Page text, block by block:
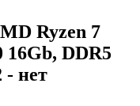
Ryzen 7
16Gb, DDR5
- нет